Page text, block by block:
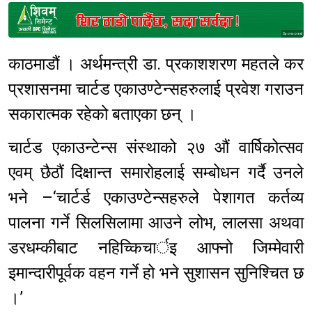
Sponsored
काठमाडौं । अर्थमन्त्री डा. प्रकाशशरण महतले कर
प्रशासनमा चार्टड एकाउण्टेन्सहरुलाई प्रवेश गराउन
सकारात्मक रहेको बताएका छन् ।
चार्टड एकाउन्टेन्स संस्थाको २७ औं वार्षिकोत्सव
एवम् छैठौं दिक्षान्त समारोहलाई सम्बोधन गर्दै उनले
भने –‘चार्टर्ड एकाउण्टेन्सहरुले पेशागत कर्तव्य
पालना गर्ने सिलसिलामा आउने लोभ, लालसा अथवा
डरधम्कीबाट नहिच्किचार्इ आफ्नो जिम्मेवारी
इमान्दारीपूर्वक वहन गर्ने हो भने सुशासन सुनिश्चित छ
।’